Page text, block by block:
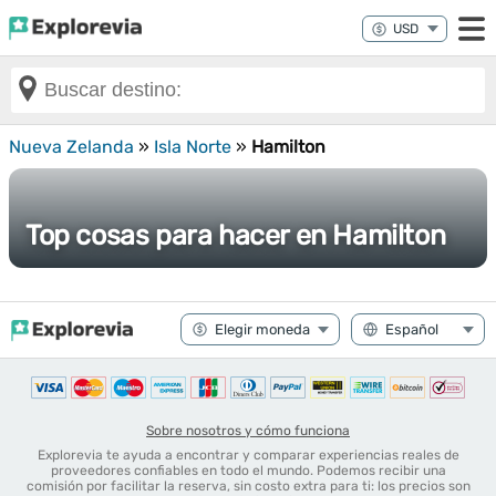
Nueva Zelanda » Isla Norte » Hamilton
Top cosas para hacer en Hamilton
Sobre nosotros y cómo funciona
Explorevia te ayuda a encontrar y comparar experiencias reales de
proveedores confiables en todo el mundo. Podemos recibir una
comisión por facilitar la reserva, sin costo extra para ti: los precios son